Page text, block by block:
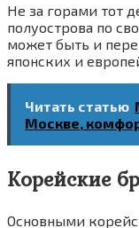
Не за горами тот
полуострова по
может быть и
японских и
Читать статью
Москве,
Корейские
Основными